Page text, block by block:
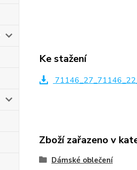
Ke stažení
Zboží zařazeno v
Dámské oblečení